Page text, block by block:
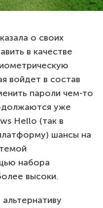
о своих
в качестве
войдет в состав
пароли чем-то
уже
Hello (так в
шансы на
набора
высоки.